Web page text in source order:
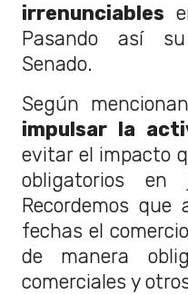
irrenunciables
Pasando así
Senado.
Según
impulsar la
evitar el impacto
obligatorios en
Recordemos
fechas el
de manera
comerciales y